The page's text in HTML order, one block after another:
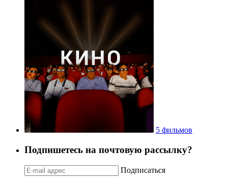
5 фильмов
Подпишетесь на почтовую рассылку?
Подписаться